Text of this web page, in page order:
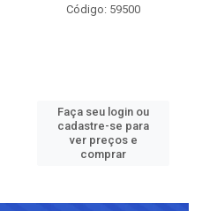
Código: 59500
Faça seu login ou
cadastre-se para
ver preços e
comprar